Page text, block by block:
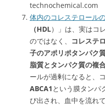
technochemical.com
体内のコレステロール
（HDL）」は、実はコ
のではなく、
コレステ
子のアポリポタンパク
脂質とタンパク質の複
ールが過剰になると、
ABCA1 という膜タンパ
び出され、血中を流れ